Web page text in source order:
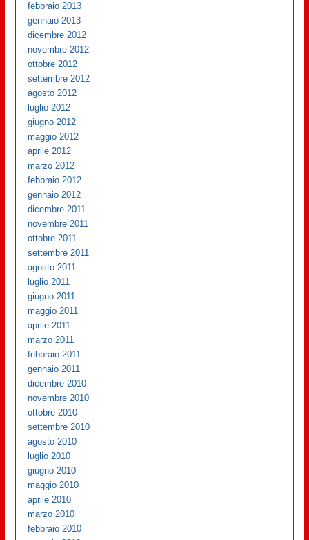
febbraio 2013
gennaio 2013
dicembre 2012
novembre 2012
ottobre 2012
settembre 2012
agosto 2012
luglio 2012
giugno 2012
maggio 2012
aprile 2012
marzo 2012
febbraio 2012
gennaio 2012
dicembre 2011
novembre 2011
ottobre 2011
settembre 2011
agosto 2011
luglio 2011
giugno 2011
maggio 2011
aprile 2011
marzo 2011
febbraio 2011
gennaio 2011
dicembre 2010
novembre 2010
ottobre 2010
settembre 2010
agosto 2010
luglio 2010
giugno 2010
maggio 2010
aprile 2010
marzo 2010
febbraio 2010